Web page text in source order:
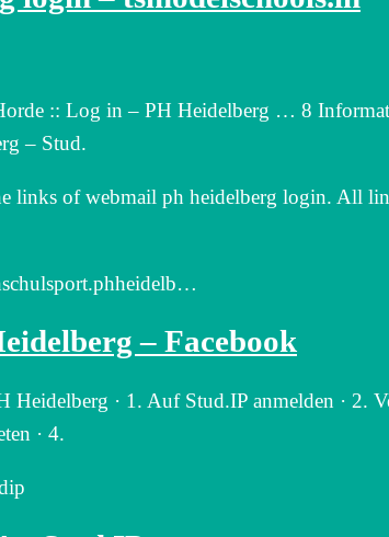
:: Log in – PH Heidelberg … 8
– Stud.
links of webmail ph heidelberg login. All
– Facebook
Heidelberg · 1. Auf Stud.IP anmelden · 2.
· 4.